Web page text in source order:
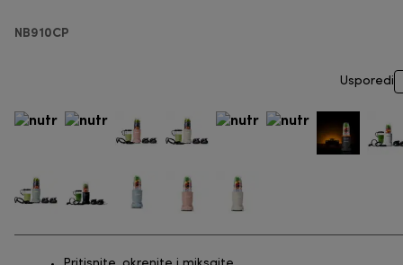
NB910CP
Usporedi